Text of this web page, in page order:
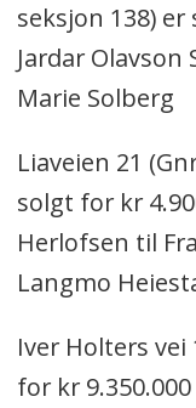
seksjon 138)
Jardar
Marie Solberg
Liaveien 21
solgt for kr
Herlofsen til
Langmo
Iver Holters vei
for kr